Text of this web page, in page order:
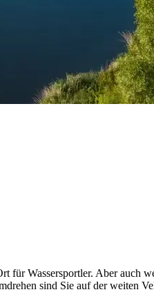
für Wassersportler. Aber auch
sind Sie auf der weiten